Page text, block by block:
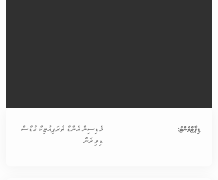
ޑިޕާޓްމެންޓު:
މެޑިސިން އެންޑް ތެރަޕިއުޓިކް ގުޑްސް
ޑިވިޜަން